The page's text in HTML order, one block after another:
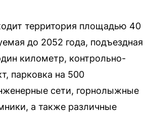
территория площадью 40
до 2052 года, подъездная
километр, контрольно-
парковка на 500
сети, горнолыжные
а также различные